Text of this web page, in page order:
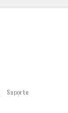
Suporte